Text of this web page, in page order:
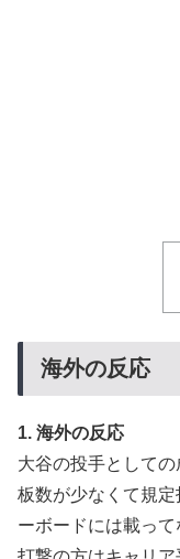
海外の反応
1. 海外の反応
大谷の投手として
板数が少なくて規
ーボードには載って